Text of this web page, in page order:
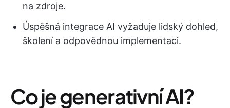
na zdroje.
Úspěšná integrace AI vyžaduje lidský dohled,
školení a odpovědnou implementaci.
Co je generativní AI?